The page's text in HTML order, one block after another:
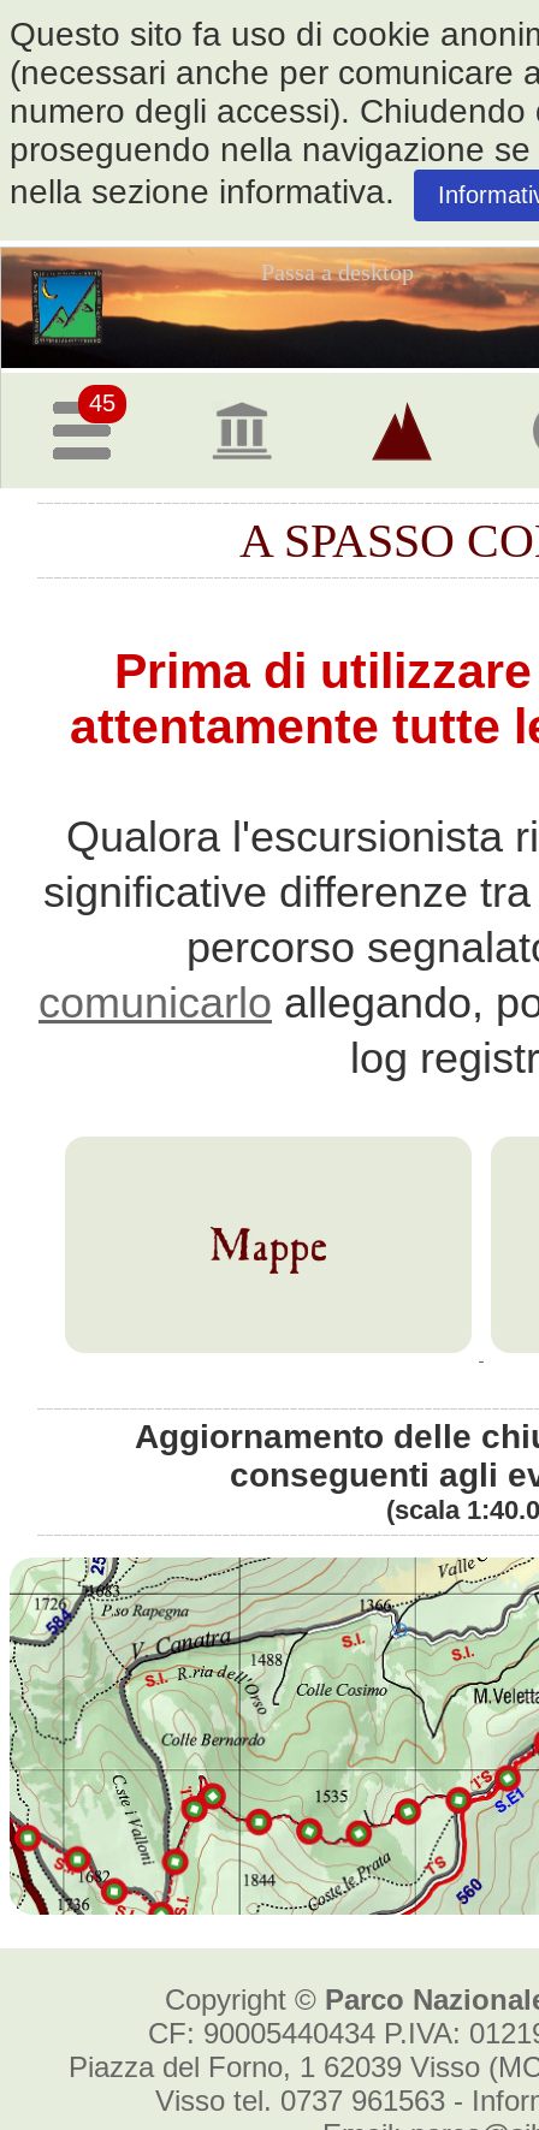
Questo sito fa uso di cookie
(necessari anche per comunicare
numero degli accessi).
proseguendo nella navigazione
nella sezione informativa.
Pagina
iniziale
45
Passa a desktop
Copyright © Parco
CF: 90005440434 P.IVA:
Piazza del Forno, 1 62039 Visso
Visso tel. 0737 961563 -